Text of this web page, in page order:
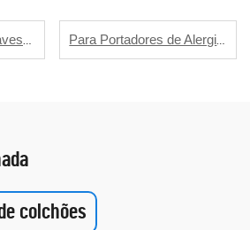
e Confortável Para Portadores de Alergia: Por Que Protetores de Travesseiro Premium Valem o Investimento
colchões